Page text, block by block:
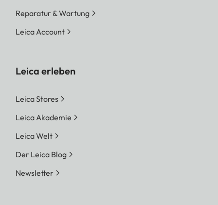
Reparatur & Wartung
Leica Account
Leica erleben
Leica Stores
Leica Akademie
Leica Welt
Der Leica Blog
Newsletter